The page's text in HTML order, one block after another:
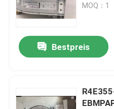
Über uns
Fabrik-Ausflug
2050/
MOQ：1
Bestpreis